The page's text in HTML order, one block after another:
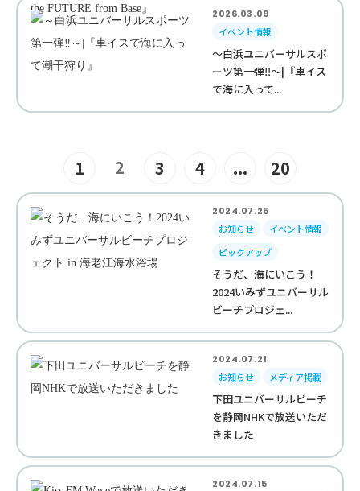
2026.03.09
イベント情報
～白浜ユニバーサルスポ
ーツ第一弾‼︎～|『車イス
で海に入って...
1 2 3 4 ... 20
2024.07.25
お知らせ
イベント情報
ピックアップ
そうだ、海にいこう！
2024いみずユニバーサル
ビーチプロジェ...
2024.07.21
お知らせ
メディア掲載
下田ユニバーサルビーチ
を静岡NHKで放送いただ
きました
2024.07.15